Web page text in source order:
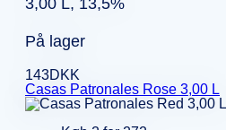
3,00 L, 13,5%
På lager
143DKK
Casas Patronales Rose 3,00 L